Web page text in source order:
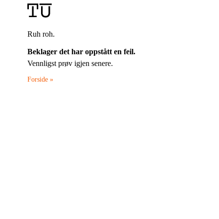
Ruh roh.
Beklager det har oppstått en feil.
Vennligst prøv igjen senere.
Forside »